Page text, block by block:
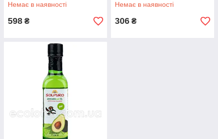
Немає в наявності
598 ₴
Немає в наявності
306 ₴